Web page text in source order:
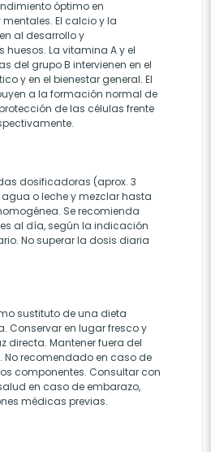
óptimo en
El calcio y la
al desarrollo y
La vitamina A y el
del grupo B intervienen en el
y en el bienestar general. El
a la formación normal de
de las células frente
dosificadoras (aprox. 3
o leche y mezclar hasta
Se recomienda
al día, según la indicación
No superar la dosis diaria
sustituto de una dieta
Conservar en lugar fresco y
directa. Mantener fuera del
No recomendado en caso de
componentes. Consultar con
en caso de embarazo,
médicas previas.